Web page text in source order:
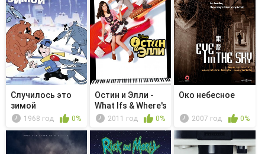
Случилось это
зимой
1968 год 0%
Остин и Элли -
What Ifs & Where's
Austin2011 год 0%
Око небесное
2007 год 0%